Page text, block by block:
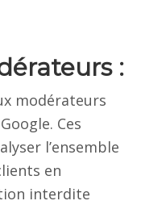
:
modérateurs
Ces
l’ensemble
en
interdite